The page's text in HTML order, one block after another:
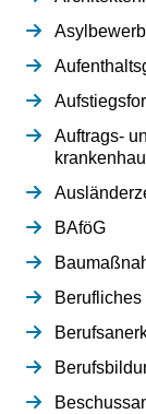
Auftrags-
BAföG